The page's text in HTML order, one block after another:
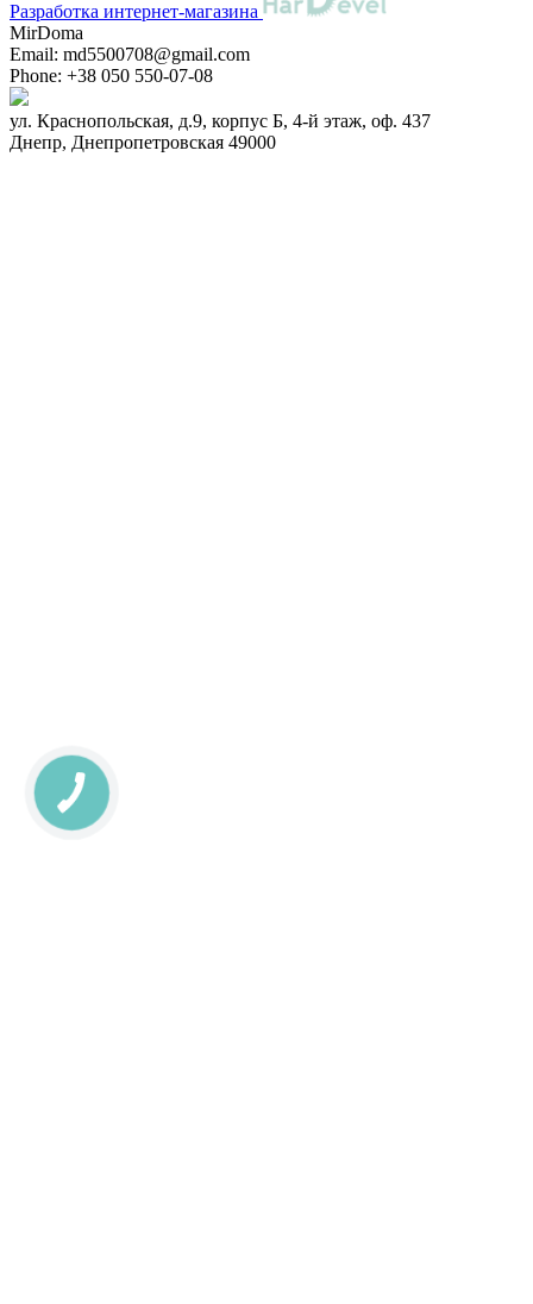
Разработка интернет-магазина
MirDoma
Email: md5500708@gmail.com
Phone: +38 050 550-07-08
ул. Краснопольская, д.9, корпус Б, 4-й этаж, оф. 437
Днепр, Днепропетровская 49000